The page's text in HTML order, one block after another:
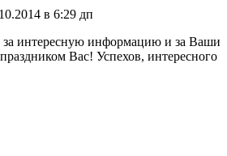
в 6:29 дп
за интересную информацию и за Ваши
Вас! Успехов, интересного